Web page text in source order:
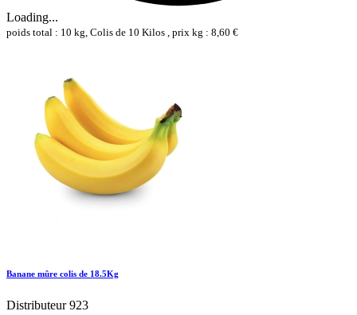
Loading...
poids total : 10 kg, Colis de 10 Kilos , prix kg : 8,60 €
Banane mûre colis de 18.5Kg
Distributeur 923